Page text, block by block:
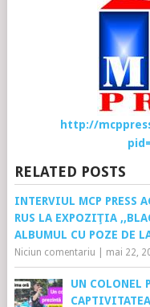
http://
RELATED POSTS
INTERVIUL MCP PRESS
RUS LA EXPOZIŢIA
ALBUMUL CU POZE DE
Niciun comentariu mai 22,
UN COLONEL